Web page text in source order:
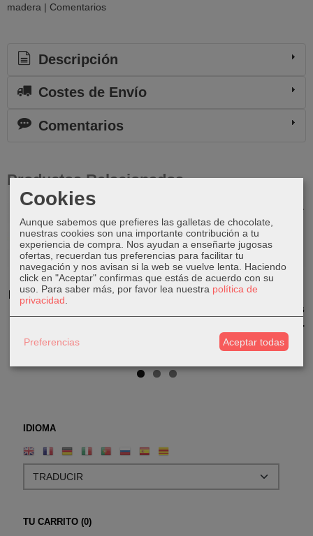
IDIOMA
TU CARRITO (0)
madera | Comentarios
Descripción
Costes de Envío
Comentarios
Productos Relacionados
Mano
horizontal de
Mano
horizontal de
Agotado
Expositor
para
25,00 €
Expositor
Pendientes |
Árbol de...
25,00 €
Cookies
Aunque sabemos que prefieres las galletas de chocolate,
nuestras cookies son una importante contribución a tu
experiencia de compra. Nos ayudan a enseñarte jugosas
ofertas, recuerdan tus preferencias para facilitar tu
navegación y nos avisan si la web se vuelve lenta. Haciendo
click en "Aceptar" confirmas que estás de acuerdo con su
uso. Para saber más, por favor lea nuestra política de
privacidad
Preferencias Aceptar todas